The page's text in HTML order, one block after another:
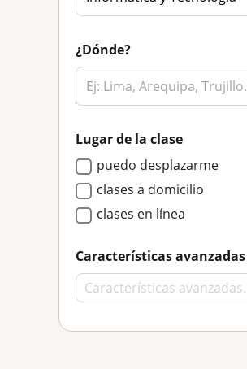
¿Dónde?
Lugar de la clase
puedo desplazarme
clases a domicilio
clases en línea
Características avanzadas